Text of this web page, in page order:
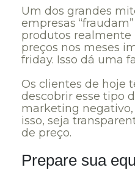
Um dos grandes
empresas
produtos realmente
preços nos meses
friday. Isso dá uma
Os clientes de hoje
descobrir esse tipo
marketing
isso, seja
de preço.
Prepare sua